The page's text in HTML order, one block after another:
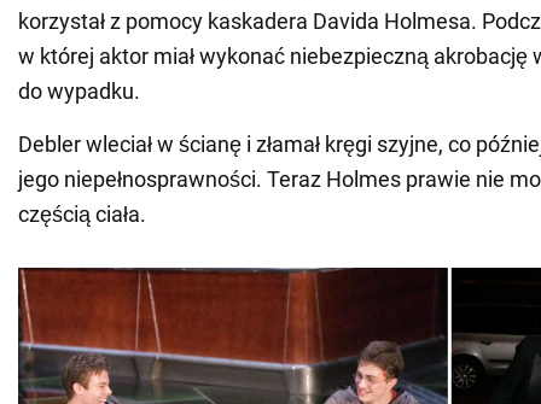
korzystał z pomocy kaskadera Davida Holmesa.
w której aktor miał wykonać niebezpieczną akrobację
do wypadku.
Debler wleciał w ścianę i złamał kręgi szyjne, co
jego niepełnosprawności. Teraz Holmes prawie nie
częścią ciała.